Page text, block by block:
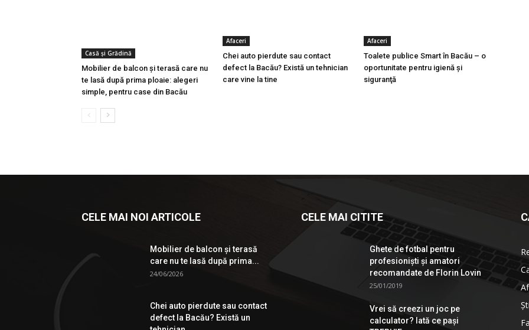
Casă şi Grădină
Mobilier de balcon și terasă care nu
te lasă după prima ploaie: alegeri
simple, pentru case din Bacău
Afaceri
Chei auto pierdute sau contact
defect la Bacău? Există un tehnician
care vine la tine
Afaceri
Toalete publice Smart în Bacău – o
oportunitate pentru igienă şi
siguranţă
CELE MAI NOI ARTICOLE
Mobilier de balcon și terasă
care nu te lasă după prima...
24/06/2026
Chei auto pierdute sau contact
defect la Bacău? Există un
CELE MAI CITITE
Ghete de fotbal pentru
profesionişti şi amatori
recomandate de Florin Lovin
25/01/2019
Vrei să creezi un joc pe
calculator? Iată ce pași